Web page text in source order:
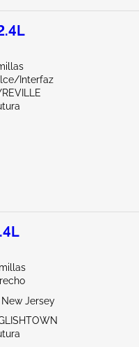
Interfaz
Jersey